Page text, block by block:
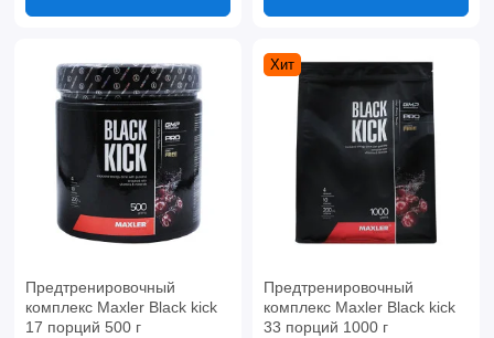
Предтренировочный
комплекс Maxler Black kick
17 порций 500 г
Хит
Предтренировочный
комплекс Maxler Black kick
33 порций 1000 г